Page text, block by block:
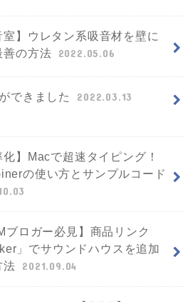
室】ウレタン系吸音材を壁に
善の方法
2022.05.06
できました 2022.03.13
化】Macで超速タイピング！
の使い方とサンプルコード
ブロガー必見】商品リンク
」でサウンドハウスを追加
法
2021.09.04